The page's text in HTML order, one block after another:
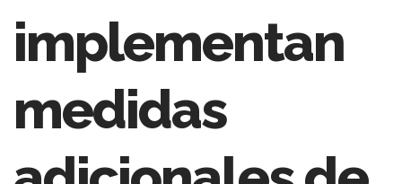
implementan
medidas